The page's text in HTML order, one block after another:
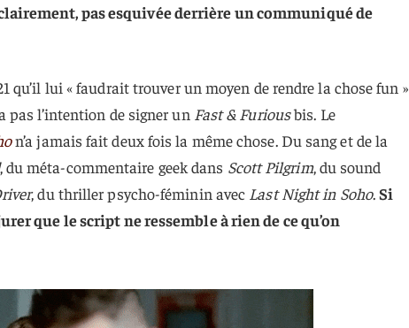
pas esquivée derrière un communiqué de
qu’il lui « faudrait trouver un moyen de rendre la chose fun »
pas l’intention de signer un Fast & Furiousbis. Le
n’a jamais fait deux fois la même chose. Du sang et de la
, du méta-commentaire geek dans Scott Pilgrim, du sound
, du thriller psycho-féminin avec Last Night in Soho.Si
que le script ne ressemble à rien de ce qu’on